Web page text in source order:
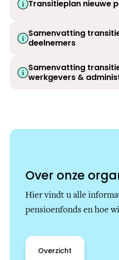
Transitieplan nieuwe
Samenvatting
deelnemers
Samenvatting
werkgevers &
Over onze
Hier vindt u alle
pensioenfonds en hoe
Overzicht